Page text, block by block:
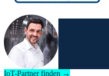
IoT-Partner finden →